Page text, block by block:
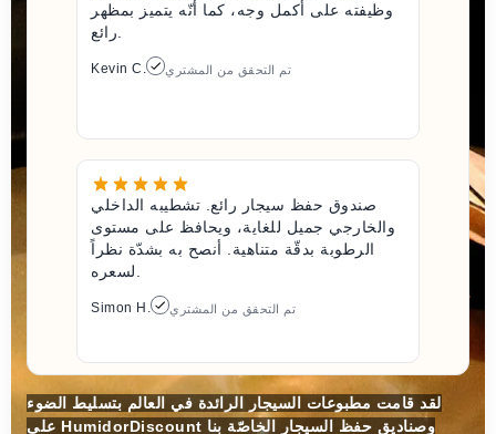
وظيفته على أكمل وجه، كما أنّه يتميز بمظهر
رائع.
Kevin C. تم التحقق من المشتري
صندوق حفظ سيجار رائع. تشطيبه الداخلي
والخارجي جميل للغاية، ويحافظ على مستوى
الرطوبة بدقّة متناهية. أنصح به بشدّة نظراً
لسعره.
Simon H. تم التحقق من المشتري
لقد قامت مطبوعات السيجار الرائدة في العالم بتسليط الضوء
على HumidorDiscount وصناديق حفظ السيجار الخاصّة بنا